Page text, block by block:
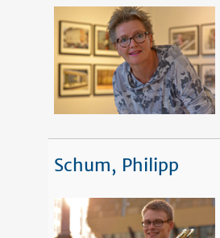
Schum, Philipp